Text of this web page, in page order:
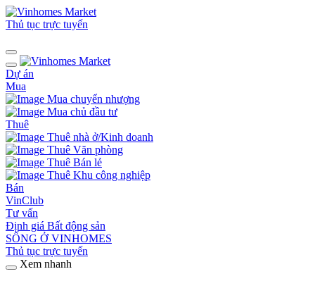
Thủ tục trực tuyến
Dự án
Mua
Mua chuyển nhượng
Mua chủ đầu tư
Thuê
Thuê nhà ở/Kinh doanh
Thuê Văn phòng
Thuê Bán lẻ
Thuê Khu công nghiệp
Bán
VinClub
Tư vấn
Định giá Bất động sản
SỐNG Ở VINHOMES
Thủ tục trực tuyến
Xem nhanh